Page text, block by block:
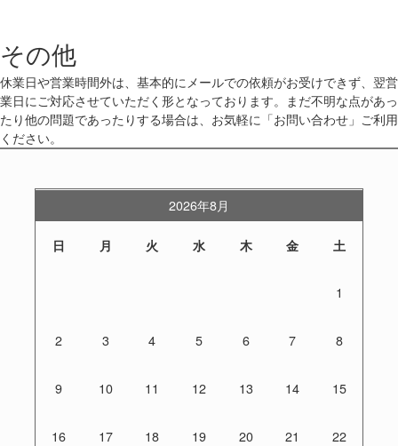
その他
休業日や営業時間外は、基本的にメールでの依頼がお受けできず、翌営
業日にご対応させていただく形となっております。まだ不明な点があっ
たり他の問題であったりする場合は、お気軽に「お問い合わせ」ご利用
ください。
2026年8月
日 月 火 水 木 金 土
1
2 3 4 5 6 7 8
9 10 11 12 13 14 15
16 17 18 19 20 21 22